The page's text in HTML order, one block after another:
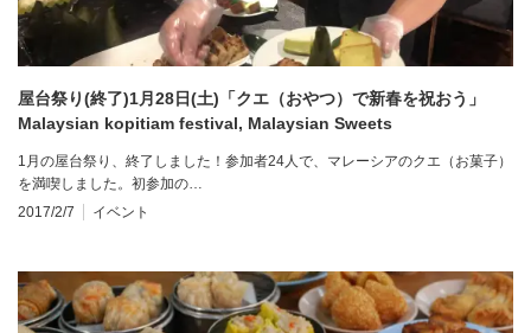
屋台祭り(終了)1月28日(土)「クエ（おやつ）で新春を祝おう」
Malaysian kopitiam festival, Malaysian Sweets
1月の屋台祭り、終了しました！参加者24人で、マレーシアのクエ（お菓子）
を満喫しました。初参加の…
2017/2/7
イベント